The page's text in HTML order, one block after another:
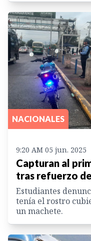
NACIONALES
9:20 AM 05 jun. 2025
Capturan al
tras refuerzo
Estudiantes
tenía el rostro
un machete.